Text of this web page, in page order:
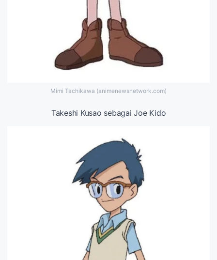
Mimi Tachikawa (animenewsnetwork.com)
Takeshi Kusao sebagai Joe Kido